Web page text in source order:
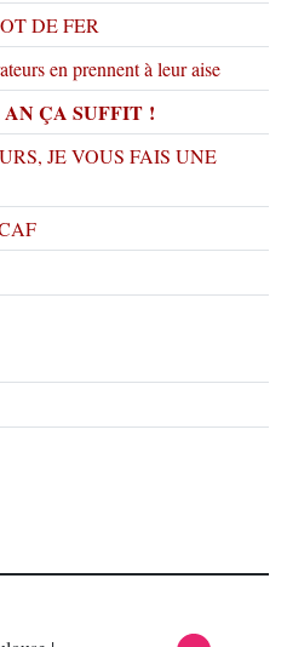
DE FER
en prennent à leur aise
AN ÇA SUFFIT !
JE VOUS FAIS UNE